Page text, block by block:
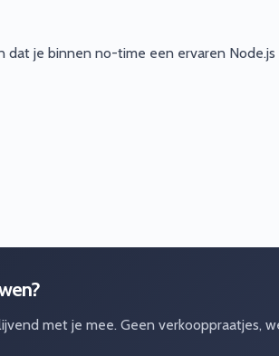
dat je binnen no-time een ervaren Node.js
met je mee. Geen verkooppraatjes,